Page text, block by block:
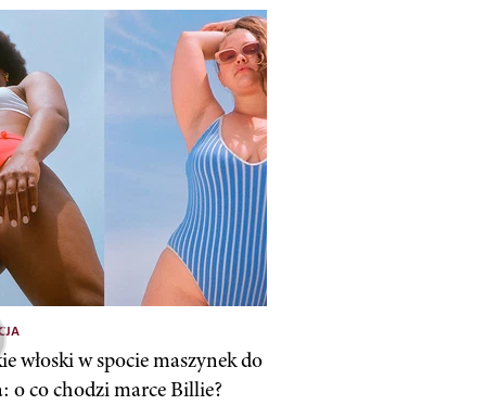
włoski w spocie maszynek do
o co chodzi marce Billie?